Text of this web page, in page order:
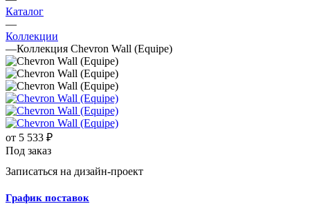
Каталог
—
Коллекции
—Коллекция Chevron Wall (Equipe)
от 5 533 ₽
Под заказ
Записаться на дизайн-проект
График поставок